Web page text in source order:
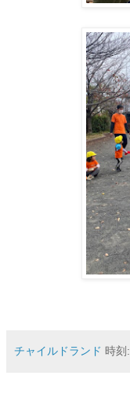
チャイルドランド 時刻: